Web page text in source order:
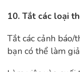
10. Tắt các loại
Tắt các cảnh báo/
bạn có thể làm